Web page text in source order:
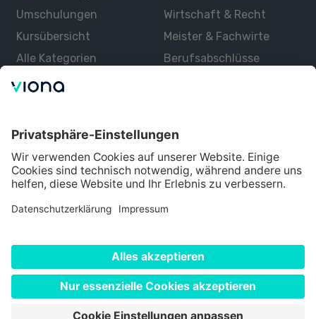
Umschulungen
Kursübersicht
Alle Kategorien
Wirtschaft & Recht
Meister & Fachwirte
Berufsabschlüsse
Über uns
Lernen mit Viona
Alle Partner
Partner werden
Impressum
Nutzungsbedingungen
Cookie Einstellungen